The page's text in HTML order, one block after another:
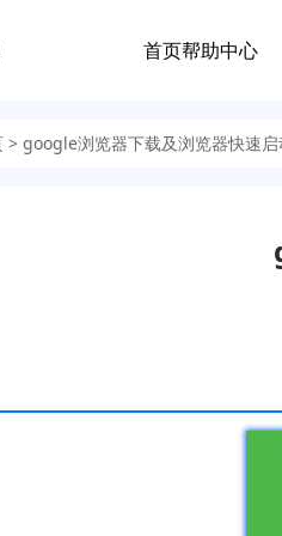
首页帮助中心
> google浏览器下载及浏览器快速